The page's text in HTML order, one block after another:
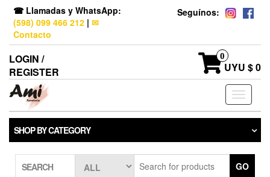
☎ Llamadas y WhatsApp:
(598) 099 466 212 | ✉
Contacto
Seguínos:
LOGIN /
REGISTER
0
UYU $ 0
Toggle
SHOP BY CATEGORY
SEARCH GO